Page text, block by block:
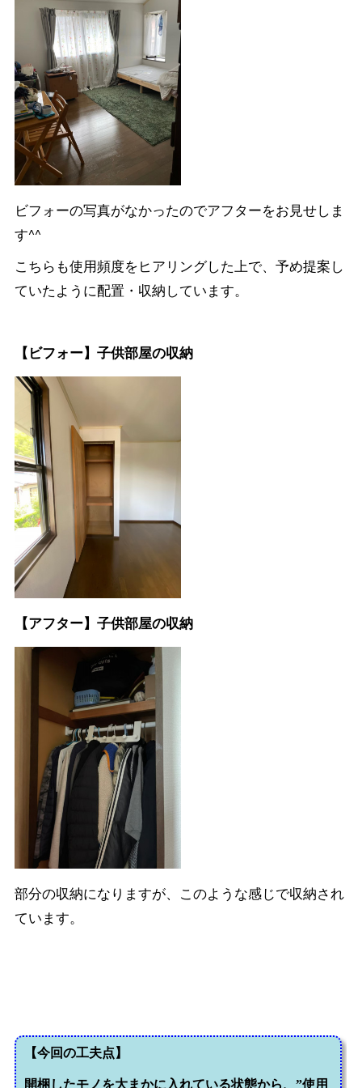
ビフォーの写真がなかったのでアフターをお見せしま
す^^
こちらも使用頻度をヒアリングした上で、予め提案し
ていたように配置・収納しています。
【ビフォー】子供部屋の収納
【アフター】子供部屋の収納
部分の収納になりますが、このような感じで収納され
ています。